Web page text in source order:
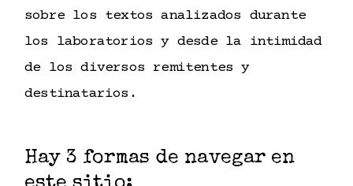
sobre los textos analizados durante
los laboratorios y desde la intimidad
de los diversos remitentes y
destinatarios.
Hay 3 formas de navegar en